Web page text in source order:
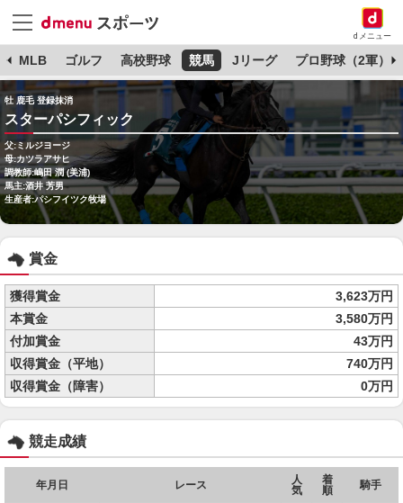
dメニュー
MLB ゴルフ 高校野球 競馬 Jリーグ プロ野球（2軍）
牡 鹿毛 登録抹消
スターパシフィック
父:ミルジヨージ
母:カツラアサヒ
調教師:嶋田 潤 (美浦)
馬主:酒井 芳男
生産者:パシフイツク牧場
賞金
獲得賞金
3,623万円
本賞金
3,580万円
付加賞金
43万円
収得賞金（平地）
740万円
収得賞金（障害）
0万円
競走成績
年月日 レース
人
気
着
順
騎手